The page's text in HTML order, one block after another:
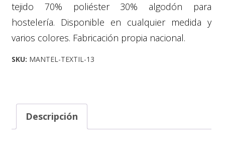
tejido 70% poliéster 30% algodón para
hostelería. Disponible en cualquier medida y
varios colores. Fabricación propia nacional.
SKU: MANTEL-TEXTIL-13
Descripción